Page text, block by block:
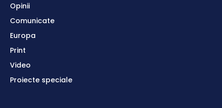
Opinii
Comunicate
Europa
Print
Video
Proiecte speciale